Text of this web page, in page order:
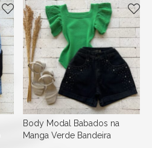
Body Modal Babados na
Manga Verde Bandeira